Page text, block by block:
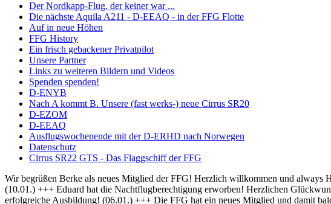
Der Nordkapp-Flug, der keiner war ...
Die nächste Aquila A211 - D-EEAQ - in der FFG Flotte
Auf in neue Höhen
FFG History
Ein frisch gebackener Privatpilot
Unsere Partner
Links zu weiteren Bildern und Videos
Spenden spenden!
D-ENYB
Nach A kommt B. Unsere (fast werks-) neue Cirrus SR20
D-EZOM
D-EEAQ
Ausflugswochenende mit der D-ERHD nach Norwegen
Datenschutz
Cirrus SR22 GTS - Das Flaggschiff der FFG
Wir begrüßen Berke als neues Mitglied der FFG! Herzlich willkommen und always Happy Landings! (01.02.) +++ Herzlich Willkommen bei der FFG, Thomas! Viel Spaß und Erfolg bei deiner Ausbildung! (10.01.) +++ Eduard hat die Nachtflugberechtigung erworben! Herzlichen Glückwunsch und Always Bright Moonlight! (08.01.) +++ Wir heißen Martin als neuen Flugschüler willkommen und wünschen eine erfolgreiche Ausbildung! (06.01.) +++ Die FFG hat ein neues Mitglied und damit bald auch einen neuen Fluglehrer - Herzlich Willkommen bei uns Dominik! (04.01.) +++ Frederik hat seine IFR Prüfung bestanden! Herzlichen Glückwunsch und Always Happy Landings! (20.12.) +++ Rico hat seine BZF 1 Prüfung bestanden. Herzlichen Glückwünsch und weiterhin viel Erfolg bei der Ausbildung (16.12.) +++ Eduard hat die Praktische Prüfung für die PPL(A) bestanden! Herzlichen Glückwunsch und Always Happy Landings! (05.12.) +++ Falk hat seine Nachtflugausbildung abgeschlossen! Herzlichen Glückwunsch und Always Happy Landings! (30.11.) +++ Christian Leverenz hat sein Night Rating abgeschlossen! Herzlichen Glückwunsch und Always Happy Landings! (03.11.) +++ Rico ist seine ersten Soloplatzrunden geflogen! Herzlichen Glückwunsch und Always Happy Landings! (31.10.) +++ Richard und Eduard hat die Theoretische Prüfung bestanden! Herzlichen Glückwunsch und Always Happy Landings! (18.10.) +++ André hat die Theoretische Prüfung bestanden! Herzlichen Glückwunsch und Always Happy Landings! (20.09.) +++ Michel hat die PPL-Prüfung bestanden! Herzlichen Glückwunsch und Always Happy Landings! (06.09.) +++ Wir begrüßen Robin als neues Mitglied der FFG! Viel Erfolg bei der Ausbildung! (02.09.) +++ Eduard und Viveik haben das BZF I bestanden! Gratulation und weiterhin Happy Landings! (29.08.) +++ Eduard hat seinen 1. Solo-Flug absolviert! Herzlichen Glückwunsch und Always Happy Landings! (28.08.) +++ Wir heißen Rico als neuen Flugschüler willkommen und wünschen eine erfolgreiche Ausbildung! (06.08.) +++ Stefan hat die Prüfung zum Class Rating Instructor bestanden! Herzlichen Glückwunsch und Always Happy Students! (29.07.) +++ Marek hat seine Prüfung für die Instrumentenflugberechtigung bestanden! Gratulation und weiterhin Happy Landings! (17.07.) +++ Sebastian und Julian haben die Prüfung zum Class Rating Instructor bestanden! Herzlichen Glückwunsch und Always Happy Students! (16.07.) +++ Christian hat seine PPL-Prüfung bestanden! Herzlichen Glückwunsch und always Happy Landings! (04.07.) +++ Marc hat die theoretische Prüfung bestanden! Herzlichen Glückwunsch und weiterhin Happy Landings! (27.06.) +++ Clemens hat seine praktische PPL-Prüfung bestanden! Herzlichen Glückwunsch und always Happy Landings! (12.06.) +++ Wir begrüßen Hanna als neues Mitglied der FFG! Viel Spass und always Happy Landings! (03.06.) +++ Herzlich Willkommen bei der FFG, Christian! Viel Spaß und Erfolg bei deiner Ausbildung (26.05.) +++ Richard hat seinen 1. Solo-Flug absolviert. Herzlichen Glückwunsch und Always Happy Landings! (21.05.) +++ Die FFG hat ein neues Vereinsmitglied. Herzlich Willkommen, Christian, und viele schöne Flüge. (14.05.) +++ Hendrik hat die LAPL-Prüfung bestanden! Herzlichen Glückwunsch und Always Happy Landings! (12.04.) +++ Wir begrüßen Malte als neues Mitglied der FFG! Viel Spass und always Happy Landings! (01.04.) +++ Herzlich Willkommen bei der FFG, Tim-Oliver! Viel Spaß und Erfolg bei deiner Ausbildung! (01.04.) +++ Felix und Norman haben die Nachtflugberechtigung erworben! Herzlichen Glückwunsch und Always Bright Moonlight! (18.03.) +++ Daniel hat die Nachtflugberechtigung erworben! Herzlichen Glückwunsch und Always Bright Moonlight! (29.02.) +++ Stefan hat seine praktische PPL-Prüfung bestanden! Gratulation und weiterhin Happy Landings! (16.02.) +++ Max hat seine Nachtflugqualifikation erhalten. Herzlichen Glückwünsch und Always happy landings! (28.01.) +++ >>> Bristell D-ENYY eingetroffen <<< Herzlich Willkommen bei der FFG, Eduard! Viel Spaß und Erfolg bei deiner Ausbildung! (15.01.)